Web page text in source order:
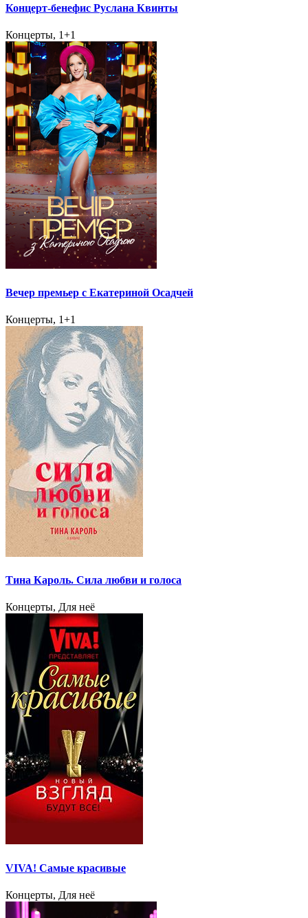
Концерт-бенефис Руслана Квинты
Концерты, 1+1
Вечер премьер с Екатериной Осадчей
Концерты, 1+1
Тина Кароль. Сила любви и голоса
Концерты, Для неё
VIVA! Самые красивые
Концерты, Для неё